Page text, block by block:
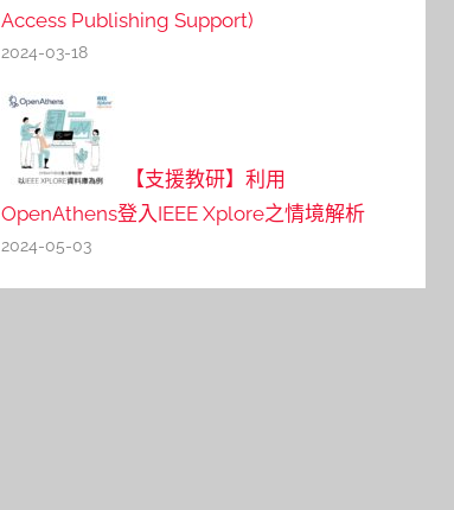
Access Publishing Support)
2024-03-18
【支援教研】利用
OpenAthens登入IEEE Xplore之情境解析
2024-05-03